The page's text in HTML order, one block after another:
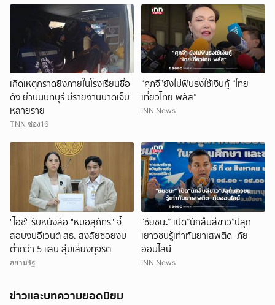
เกิดเหตุกราดยิงภายในโรงเรียนชื่อ
ดัง ย่านนนทบุรี มีรายงานบาดเจ็บ
หลายราย
TNN ช่อง16
“ศุภจี”ยังไม่ฟันธงใช้เงินกู้ “ไทย
เที่ยวไทย พลัส”
INN News
"ไอซ์" รับหนังสือ "หมอสุภัทร" จี้
สอบงบอีเวนต์ สธ. สงสัยซอยงบ
ต่ำกว่า 5 แสน สุ่มเสี่ยงทุจริต
สยามรัฐ
“ชัยชนะ” เปิด”นักสืบสีขาว”ปลุก
เยาวชนรู้เท่าทันยาเสพติด–ภัย
ออนไลน์
INN News
ข่าวและบทความยอดนิยม